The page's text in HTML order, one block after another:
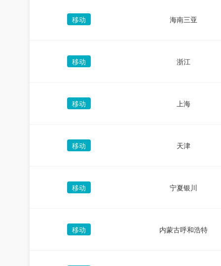
移动 海南三亚
移动 浙江
移动 上海
移动 天津
移动 宁夏银川
移动 内蒙古呼和浩特